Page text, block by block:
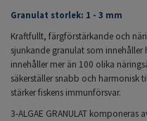
Granulat storlek: 1 - 3 mm
Kraftfullt, färgförstärkande och
sjunkande granulat som innehåller
innehåller mer än 100 olika
säkerställer snabb och harmonisk
stärker fiskens immunförsvar.
3-ALGAE GRANULAT